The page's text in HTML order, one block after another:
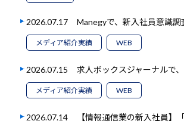
2026.07.17 Manegyで、新入社員意識
メディア紹介実績 WEB
2026.07.15 求人ボックスジャーナルで
メディア紹介実績 WEB
2026.07.14 【情報通信業の新入社員